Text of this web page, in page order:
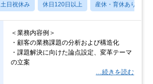
土日祝休み 休日120日以上 産休・育休あり
＜業務内容例＞
・顧客の業務課題の分析および構造化
・課題解決に向けた論点設定、変革テーマ
の立案
…続きを読む